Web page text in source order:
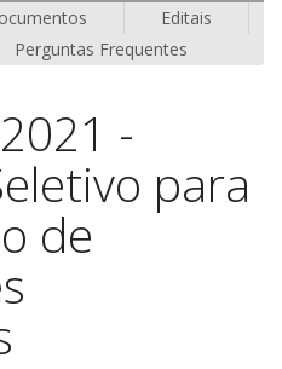
Editais
Perguntas Frequentes
-
para
de